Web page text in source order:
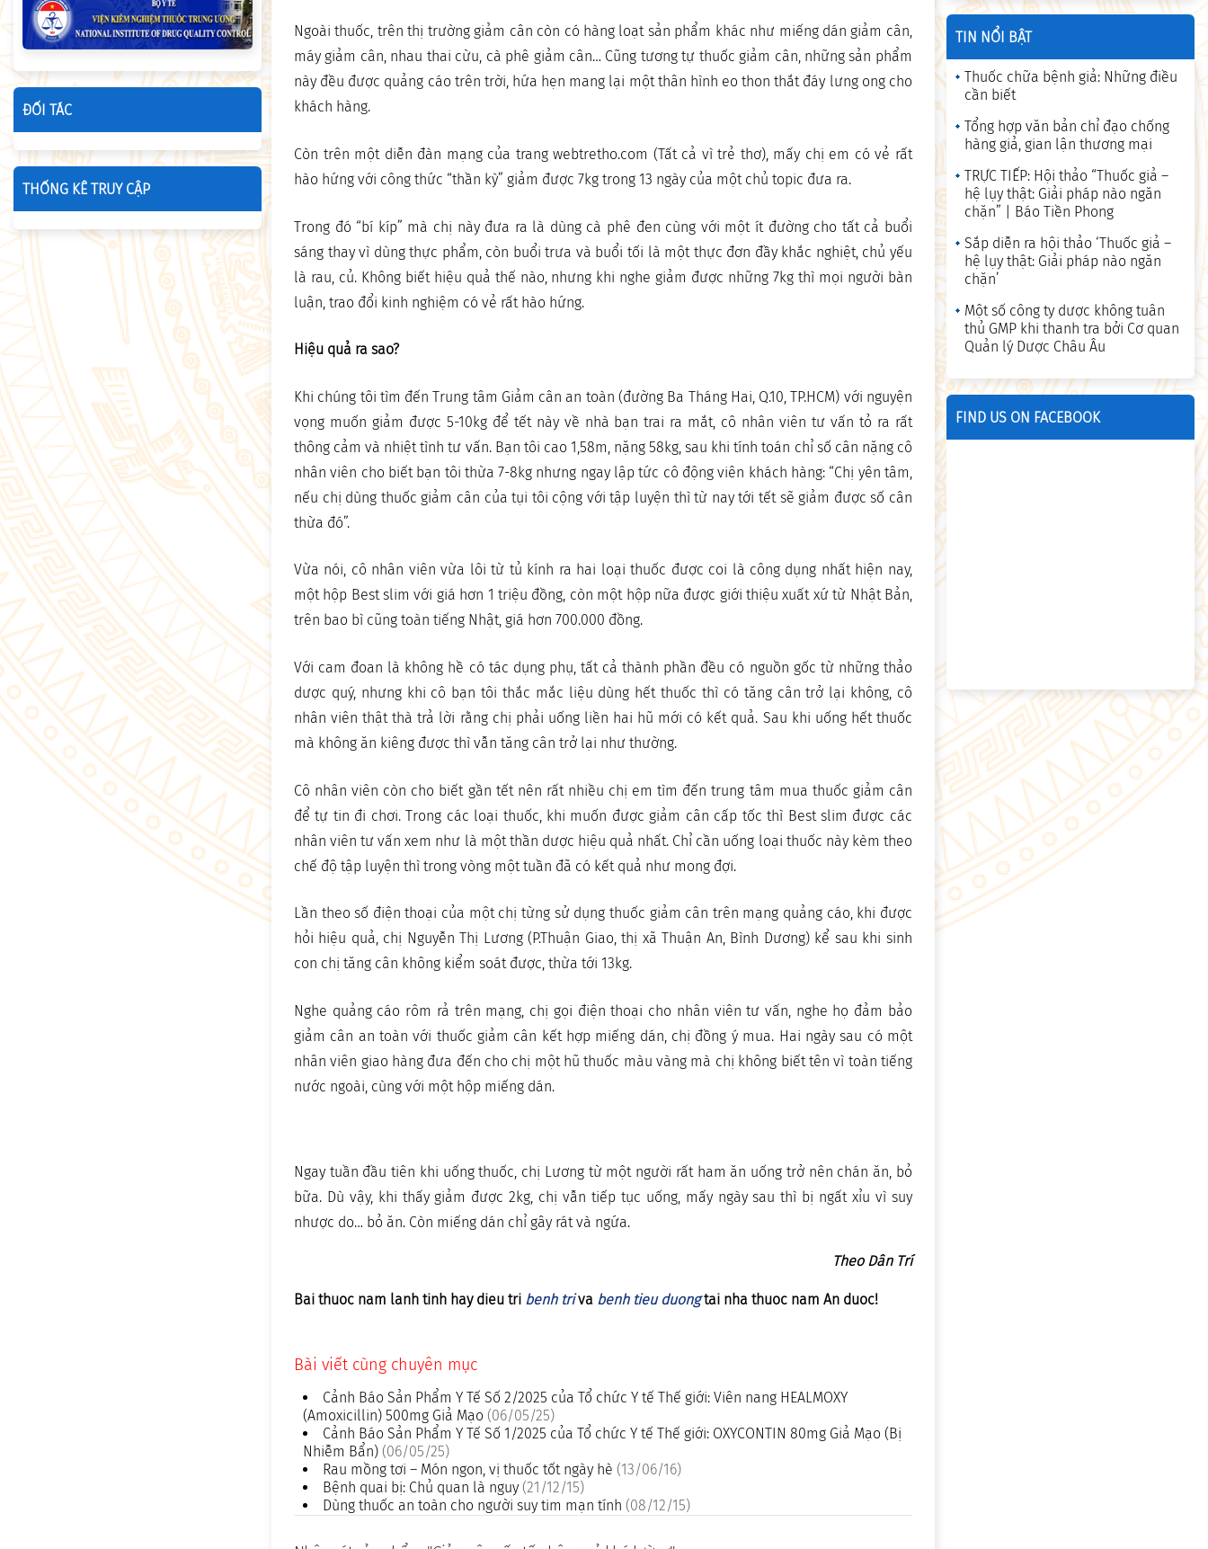
Ngoài thuốc, trên thị trường giảm cân còn có hàng loạt sản phẩm khác như miếng dán giảm cân,
máy giảm cân, nhau thai cừu, cà phê giảm cân… Cũng tương tự thuốc giảm cân, những sản phẩm
này đều được quảng cáo trên trời, hứa hẹn mang lại một thân hình eo thon thắt đáy lưng ong cho
khách hàng.
Còn trên một diễn đàn mạng của trang webtretho.com (Tất cả vì trẻ thơ), mấy chị em có vẻ rất
hào hứng với công thức “thần kỳ” giảm được 7kg trong 13 ngày của một chủ topic đưa ra.
Trong đó “bí kíp” mà chị này đưa ra là dùng cà phê đen cùng với một ít đường cho tất cả buổi
sáng thay vì dùng thực phẩm, còn buổi trưa và buổi tối là một thực đơn đầy khắc nghiệt, chủ yếu
là rau, củ. Không biết hiệu quả thế nào, nhưng khi nghe giảm được những 7kg thì mọi người bàn
luận, trao đổi kinh nghiệm có vẻ rất hào hứng.
Hiệu quả ra sao?
Khi chúng tôi tìm đến Trung tâm Giảm cân an toàn (đường Ba Tháng Hai, Q.10, TP.HCM) với nguyện
vọng muốn giảm được 5-10kg để tết này về nhà bạn trai ra mắt, cô nhân viên tư vấn tỏ ra rất
thông cảm và nhiệt tình tư vấn. Bạn tôi cao 1,58m, nặng 58kg, sau khi tính toán chỉ số cân nặng cô
nhân viên cho biết bạn tôi thừa 7-8kg nhưng ngay lập tức cô động viên khách hàng: “Chị yên tâm,
nếu chị dùng thuốc giảm cân của tụi tôi cộng với tập luyện thì từ nay tới tết sẽ giảm được số cân
thừa đó”.
Vừa nói, cô nhân viên vừa lôi từ tủ kính ra hai loại thuốc được coi là công dụng nhất hiện nay,
một hộp Best slim với giá hơn 1 triệu đồng, còn một hộp nữa được giới thiệu xuất xứ từ Nhật Bản,
trên bao bì cũng toàn tiếng Nhật, giá hơn 700.000 đồng.
Với cam đoan là không hề có tác dụng phụ, tất cả thành phần đều có nguồn gốc từ những thảo
dược quý, nhưng khi cô bạn tôi thắc mắc liệu dùng hết thuốc thì có tăng cân trở lại không, cô
nhân viên thật thà trả lời rằng chị phải uống liền hai hũ mới có kết quả. Sau khi uống hết thuốc
mà không ăn kiêng được thì vẫn tăng cân trở lại như thường.
Cô nhân viên còn cho biết gần tết nên rất nhiều chị em tìm đến trung tâm mua thuốc giảm cân
để tự tin đi chơi. Trong các loại thuốc, khi muốn được giảm cân cấp tốc thì Best slim được các
nhân viên tư vấn xem như là một thần dược hiệu quả nhất. Chỉ cần uống loại thuốc này kèm theo
chế độ tập luyện thì trong vòng một tuần đã có kết quả như mong đợi.
Lần theo số điện thoại của một chị từng sử dụng thuốc giảm cân trên mạng quảng cáo, khi được
hỏi hiệu quả, chị Nguyễn Thị Lương (P.Thuận Giao, thị xã Thuận An, Bình Dương) kể sau khi sinh
con chị tăng cân không kiểm soát được, thừa tới 13kg.
Nghe quảng cáo rôm rả trên mạng, chị gọi điện thoại cho nhân viên tư vấn, nghe họ đảm bảo
giảm cân an toàn với thuốc giảm cân kết hợp miếng dán, chị đồng ý mua. Hai ngày sau có một
nhân viên giao hàng đưa đến cho chị một hũ thuốc màu vàng mà chị không biết tên vì toàn tiếng
nước ngoài, cùng với một hộp miếng dán.
Ngay tuần đầu tiên khi uống thuốc, chị Lương từ một người rất ham ăn uống trở nên chán ăn, bỏ
bữa. Dù vậy, khi thấy giảm được 2kg, chị vẫn tiếp tục uống, mấy ngày sau thì bị ngất xỉu vì suy
nhược do… bỏ ăn. Còn miếng dán chỉ gây rát và ngứa.
Theo Dân Trí
Bai thuoc nam lanh tinh hay dieu tri benh triva benh tieu duongtai nha thuoc nam An duoc!
Bài viết cùng chuyên mục
Cảnh Báo Sản Phẩm Y Tế Số 2/2025 của Tổ chức Y tế Thế giới: Viên nang HEALMOXY
(Amoxicillin) 500mg Giả Mạo (06/05/25)
Cảnh Báo Sản Phẩm Y Tế Số 1/2025 của Tổ chức Y tế Thế giới: OXYCONTIN 80mg Giả Mạo (Bị
Nhiễm Bẩn) (06/05/25)
Rau mồng tơi – Món ngon, vị thuốc tốt ngày hè (13/06/16)
Bệnh quai bị: Chủ quan là nguy (21/12/15)
Dùng thuốc an toàn cho người suy tim mạn tính (08/12/15)
ĐỐI TÁC
THỐNG KÊ TRUY CẬP
TIN NỔI BẬT
Thuốc chữa bệnh giả: Những điều
cần biết
Tổng hợp văn bản chỉ đạo chống
hàng giả, gian lận thương mại
TRỰC TIẾP: Hội thảo “Thuốc giả –
hệ lụy thật: Giải pháp nào ngăn
chặn” | Báo Tiền Phong
Sắp diễn ra hội thảo ‘Thuốc giả –
hệ lụy thật: Giải pháp nào ngăn
chặn’
Một số công ty dược không tuân
thủ GMP khi thanh tra bởi Cơ quan
Quản lý Dược Châu Âu
FIND US ON FACEBOOK